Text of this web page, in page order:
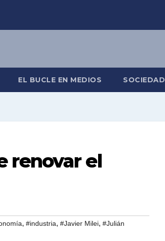
EL BUCLE EN MEDIOS SOCIEDAD
renovar el
, #industria, #Javier Milei, #Julián